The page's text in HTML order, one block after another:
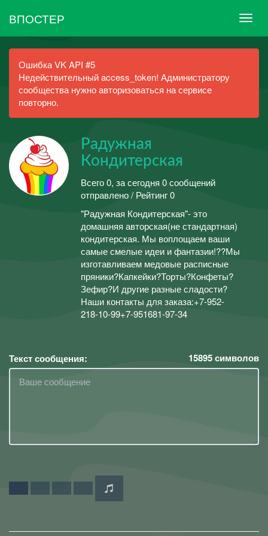
ВПОСТЕР
Ошибка VK API #5
Недействительный access_token! Администратору
сообщества нужно авторизоваться на сервисе
повторно.
Радужная
Кондитерская
Всего 0, за сегодня 0 сообщений
отправлено / Рейтинг 0
"Радужная Кондитерская"- это
домашняя авторская(не стандартная)
кондитерская. Мы воплощаем ваши
самые смелые идеи и фантазии!??Мы
изготавливаем медовые расписные
пряники?Капкейки?Торты?Конфеты?
Зефир?И другие разные сладости?
Наши контакты для заказа:+7-952-
218-10-99+7-951681-97-34
Текст сообщения: 15895символов